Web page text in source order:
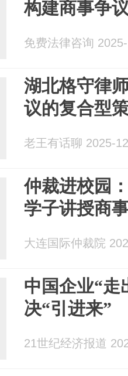
构建商事争
免费法律咨询
湖北格守律
议的复合型
老王有话聊 2025-
仲裁进校园
学子讲授商
大连国际仲裁院
中国企业“走
决“引进来”
21世纪经济报道